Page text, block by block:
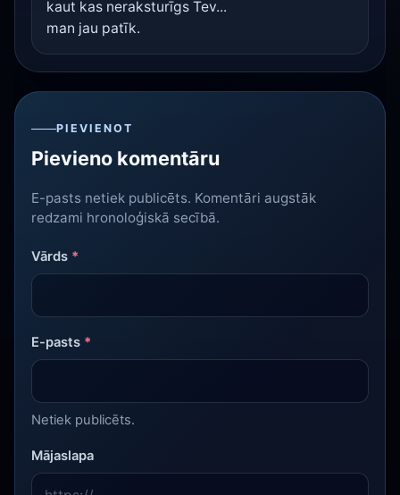
kaut kas neraksturīgs Tev...
man jau patīk.
PIEVIENOT
Pievieno komentāru
E-pasts netiek publicēts. Komentāri augstāk
redzami hronoloģiskā secībā.
Vārds *
E-pasts *
Netiek publicēts.
Mājaslapa